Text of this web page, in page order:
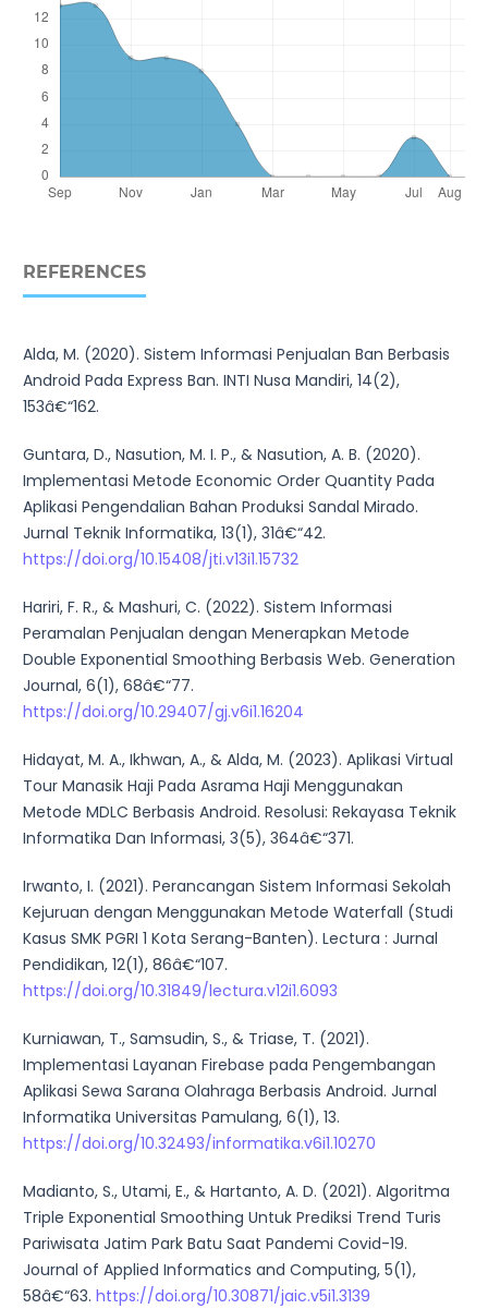
REFERENCES
Alda, M. (2020). Sistem Informasi Penjualan Ban Berbasis
Android Pada Express Ban. INTI Nusa Mandiri, 14(2),
153â€“162.
Guntara, D., Nasution, M. I. P., & Nasution, A. B. (2020).
Implementasi Metode Economic Order Quantity Pada
Aplikasi Pengendalian Bahan Produksi Sandal Mirado.
Jurnal Teknik Informatika, 13(1), 31â€“42.
https://doi.org/10.15408/jti.v13i1.15732
Hariri, F. R., & Mashuri, C. (2022). Sistem Informasi
Peramalan Penjualan dengan Menerapkan Metode
Double Exponential Smoothing Berbasis Web. Generation
Journal, 6(1), 68â€“77.
https://doi.org/10.29407/gj.v6i1.16204
Hidayat, M. A., Ikhwan, A., & Alda, M. (2023). Aplikasi Virtual
Tour Manasik Haji Pada Asrama Haji Menggunakan
Metode MDLC Berbasis Android. Resolusi: Rekayasa Teknik
Informatika Dan Informasi, 3(5), 364â€“371.
Irwanto, I. (2021). Perancangan Sistem Informasi Sekolah
Kejuruan dengan Menggunakan Metode Waterfall (Studi
Kasus SMK PGRI 1 Kota Serang-Banten). Lectura : Jurnal
Pendidikan, 12(1), 86â€“107.
https://doi.org/10.31849/lectura.v12i1.6093
Kurniawan, T., Samsudin, S., & Triase, T. (2021).
Implementasi Layanan Firebase pada Pengembangan
Aplikasi Sewa Sarana Olahraga Berbasis Android. Jurnal
Informatika Universitas Pamulang, 6(1), 13.
https://doi.org/10.32493/informatika.v6i1.10270
Madianto, S., Utami, E., & Hartanto, A. D. (2021). Algoritma
Triple Exponential Smoothing Untuk Prediksi Trend Turis
Pariwisata Jatim Park Batu Saat Pandemi Covid-19.
Journal of Applied Informatics and Computing, 5(1),
58â€“63. https://doi.org/10.30871/jaic.v5i1.3139